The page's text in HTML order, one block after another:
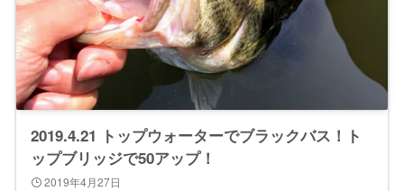
2019.4.21 トップウォーターでブラックバス！ト
ップブリッジで50アップ！
2019年4月27日